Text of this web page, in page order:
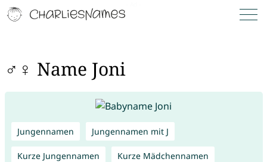
♂♀ Name Joni
Jungennamen Jungennamen mit J
Kurze Jungennamen Kurze Mädchennamen